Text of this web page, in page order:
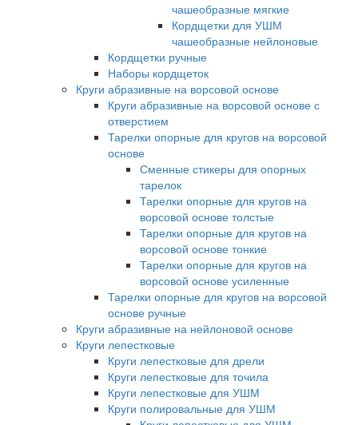
чашеобразные мягкие
Кордщетки для УШМ
чашеобразные нейлоновые
Кордщетки ручные
Наборы кордщеток
Круги абразивные на ворсовой основе
Круги абразивные на ворсовой основе с
отверстием
Тарелки опорные для кругов на ворсовой
основе
Сменные стикеры для опорных
тарелок
Тарелки опорные для кругов на
ворсовой основе толстые
Тарелки опорные для кругов на
ворсовой основе тонкие
Тарелки опорные для кругов на
ворсовой основе усиленные
Тарелки опорные для кругов на ворсовой
основе ручные
Круги абразивные на нейлоновой основе
Круги лепестковые
Круги лепестковые для дрели
Круги лепестковые для точила
Круги лепестковые для УШМ
Круги полировальные для УШМ